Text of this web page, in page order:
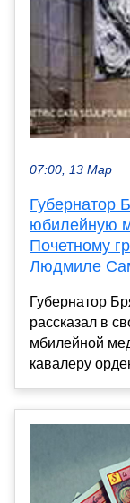
07:00, 13 Мар
Губернатор
юбилейную
Почетному
Людмиле
Губернатор
рассказал в
мбилейной
кавалеру